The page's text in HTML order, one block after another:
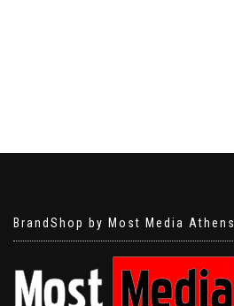
BrandShop by Most Media Athens